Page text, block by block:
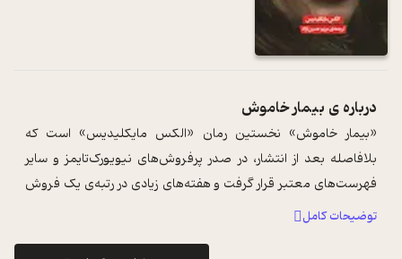
درباره ی بیمار خاموش
«بیمار خاموش» نخستین رمان «الکس مایکلیدیس» است که
بلافاصله بعد از انتشار، در صدر پرفروش‌های نیویورک‌تایمز و سایر
فهرست‌های معتبر قرار گرفت و هفته‌های زیادی در رتبه‌ی یک فروش
باقی ماند. این رمان با رکو ...
توضیحات کامل